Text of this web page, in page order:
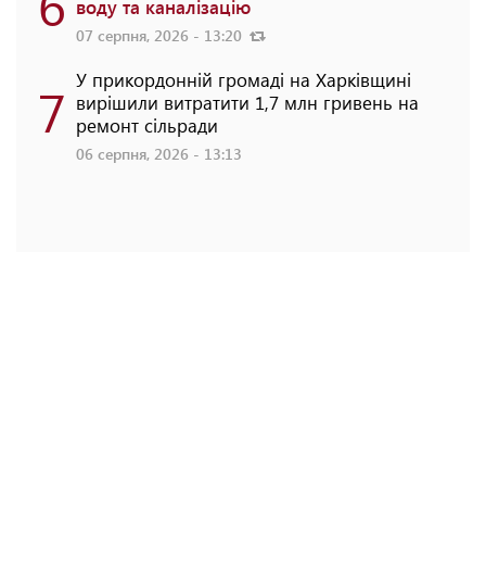
воду та каналізацію
07 серпня, 2026 - 13:20
7 У прикордонній громаді на Харківщині
вирішили витратити 1,7 млн гривень на
ремонт сільради
06 серпня, 2026 - 13:13